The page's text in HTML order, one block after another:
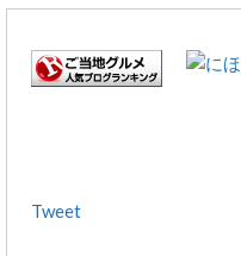
Tweet